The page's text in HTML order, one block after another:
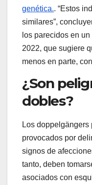
genética.. “Estos
similares”,
los parecidos en un
2022, que sugiere
menos en parte,
¿Son
dobles?
Los
provocados por
signos de
tanto, deben
asociados con